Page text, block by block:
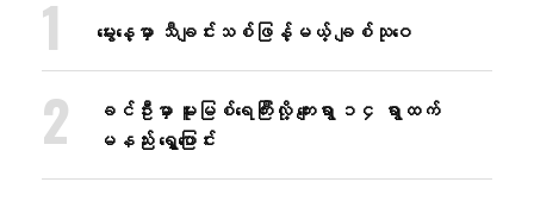
မွေးနေ့မှာ သီချင်းသစ်ဖြန့်မယ့် ချစ်သုဝေ
ခင်ဦးမှာ မူးမြစ်ရေကြီးလို့ ကျေးရွာ ၁၄ ရွာထက်
မနည်း ရွှေ့ပြောင်း